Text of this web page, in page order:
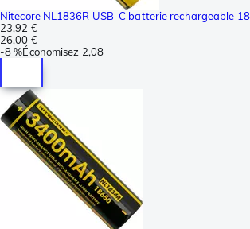
Nitecore NL1836R USB-C batterie rechargeable
23,92 €
26,00 €
-8 %Économisez 2,08